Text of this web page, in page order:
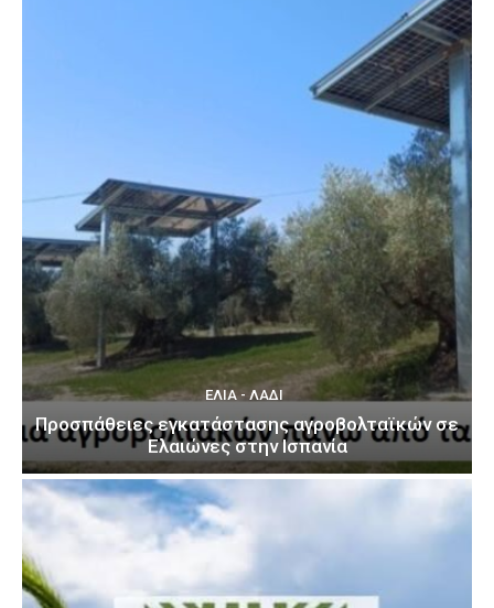
ΕΛΙΆ - ΛΆΔΙ
Προσπάθειες εγκατάστασης αγροβολταϊκών σε
Ελαιώνες στην Ισπανία